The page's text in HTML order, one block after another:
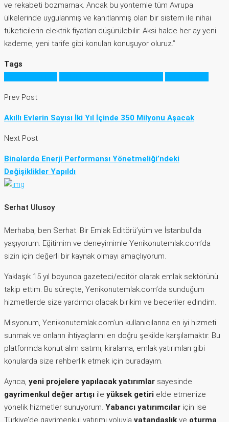
ve rekabeti bozmamak. Ancak bu yöntemle tüm Avrupa
ülkelerinde uygulanmış ve kanıtlanmış olan bir sistem ile nihai
tüketicilerin elektrik fiyatları düşürülebilir. Aksi halde her ay yeni
kademe, yeni tarife gibi konuları konuşuyor oluruz.”
Tags
Prev Post
Akıllı Evlerin Sayısı İki Yıl İçinde 350 Milyonu Aşacak
Next Post
Binalarda Enerji Performansı Yönetmeliği’ndeki
Değişiklikler Yapıldı
Serhat Ulusoy
Merhaba, ben Serhat. Bir Emlak Editörü’yüm ve İstanbul’da
yaşıyorum. Eğitimim ve deneyimimle Yenikonutemlak.com’da
sizin için değerli bir kaynak olmayı amaçlıyorum.
Yaklaşık 15 yıl boyunca gazeteci/editör olarak emlak sektörünü
takip ettim. Bu süreçte, Yenikonutemlak.com’da sunduğum
hizmetlerde size yardımcı olacak birikim ve beceriler edindim.
Misyonum, Yenikonutemlak.com’un kullanıcılarına en iyi hizmeti
sunmak ve onların ihtiyaçlarını en doğru şekilde karşılamaktır. Bu
platformda konut alım satımı, kiralama, emlak yatırımları gibi
konularda size rehberlik etmek için buradayım.
Ayrıca, yeni projelere yapılacak yatırımlar sayesinde
gayrimenkul değer artışı ile yüksek getiri elde etmenize
yönelik hizmetler sunuyorum. Yabancı yatırımcılar için ise
Türkiye’de gayrimenkul yatırımı yoluyla vatandaşlık ve oturma